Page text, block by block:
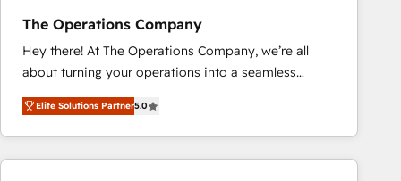
The Operations Company
Hey there! At The Operations Company, we’re all
about turning your operations into a seamless
experience that powers real results. We specialize in
transforming complex systems into efficient,
scalable solutions that work across your entire
organization. We’re a unique blend of deep HubSpot
Elite Solutions Partner5.0